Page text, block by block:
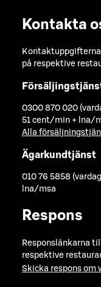
Kontakta
på respektive
0300 870 020
51 cent/min + lna/
Alla
Ägarkundtjänst
010 76 5858
lna/msa
Respons
Responslänkarna
respektive
Skicka respons om